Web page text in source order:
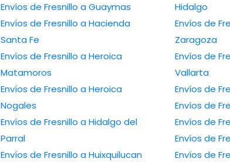
Envíos de Fresnillo a Guaymas
Envíos de Fresnillo a Hacienda
Santa Fe
Envíos de Fresnillo a Heroica
Matamoros
Envíos de Fresnillo a Heroica
Nogales
Envíos de Fresnillo a Hidalgo del
Parral
Envíos de Fresnillo a Huixquilucan
Hidalgo
Envíos de
Zaragoza
Envíos de
Vallarta
Envíos de
Envíos de
Envíos de
Envíos de
Envíos de